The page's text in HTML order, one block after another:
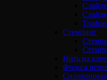
Стемпинг
Нить на
Фольга